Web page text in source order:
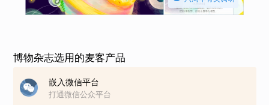
博物杂志选用的麦客产品
嵌入微信平台
打通微信公众平台